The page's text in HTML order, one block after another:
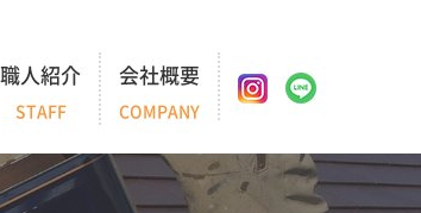
職人紹介
STAFF
会社概要
COMPANY